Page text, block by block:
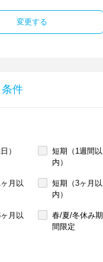
変更する
件
）
短期（1週間以
内）
月以
短期（3ヶ月以
内）
月以
春/夏/冬休み期
間限定